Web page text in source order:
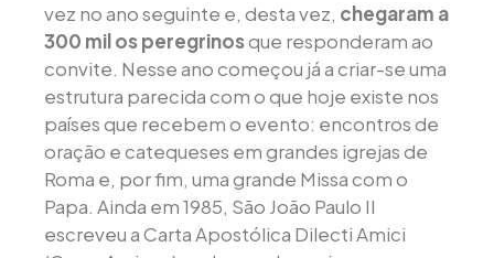
vez no ano seguinte e, desta vez, chegaram a
300 mil os peregrinosque responderam ao
convite. Nesse ano começou já a criar-se uma
estrutura parecida com o que hoje existe nos
países que recebem o evento: encontros de
oração e catequeses em grandes igrejas de
Roma e, por fim, uma grande Missa com o
Papa. Ainda em 1985, São João Paulo II
escreveu a Carta Apostólica Dilecti Amici